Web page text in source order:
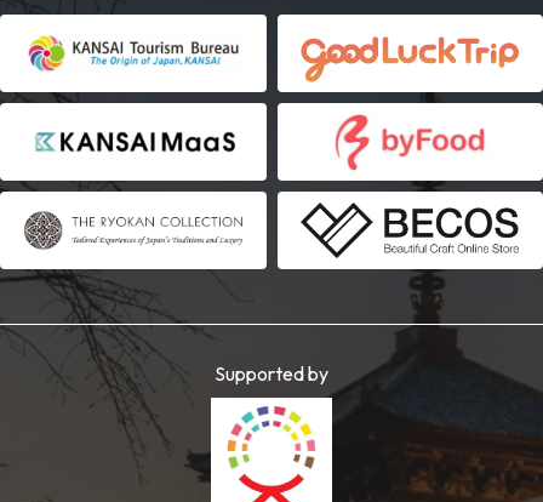
Supported by